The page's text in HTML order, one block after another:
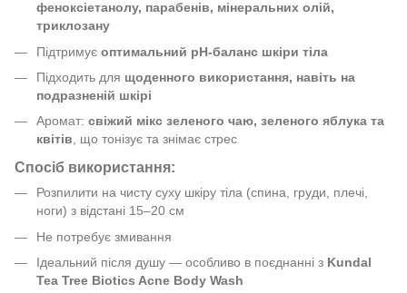
феноксіетанолу, парабенів, мінеральних олій,
триклозану
Підтримує оптимальний pH-баланс шкіри тіла
Підходить для щоденного використання, навіть на
подразненій шкірі
Аромат: свіжий мікс зеленого чаю, зеленого яблука та
квітів, що тонізує та знімає стрес
Спосіб використання:
Розпилити на чисту суху шкіру тіла (спина, груди, плечі,
ноги) з відстані 15–20 см
Не потребує змивання
Ідеальний після душу — особливо в поєднанні з Kundal
Tea Tree Biotics Acne Body Wash